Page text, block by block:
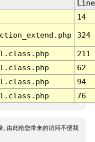
Line
14
324
211
62
94
76
, 由此给您带来的访问不便我